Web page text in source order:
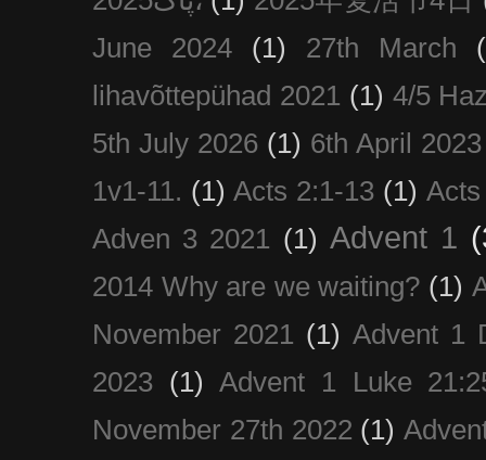
June 2024
(1) 27th March
lihavõttepühad 2021 (1) 4/5
5th July 2026 (1) 6th April 2023
1v1-11. (1) Acts 2:1-13 (1)
Adven 3 2021
(1) Advent 1
2014 Why are we waiting? (1)
November 2021
(1) Advent 1
2023 (1)
Advent 1 Luke
November 27th 2022 (1)